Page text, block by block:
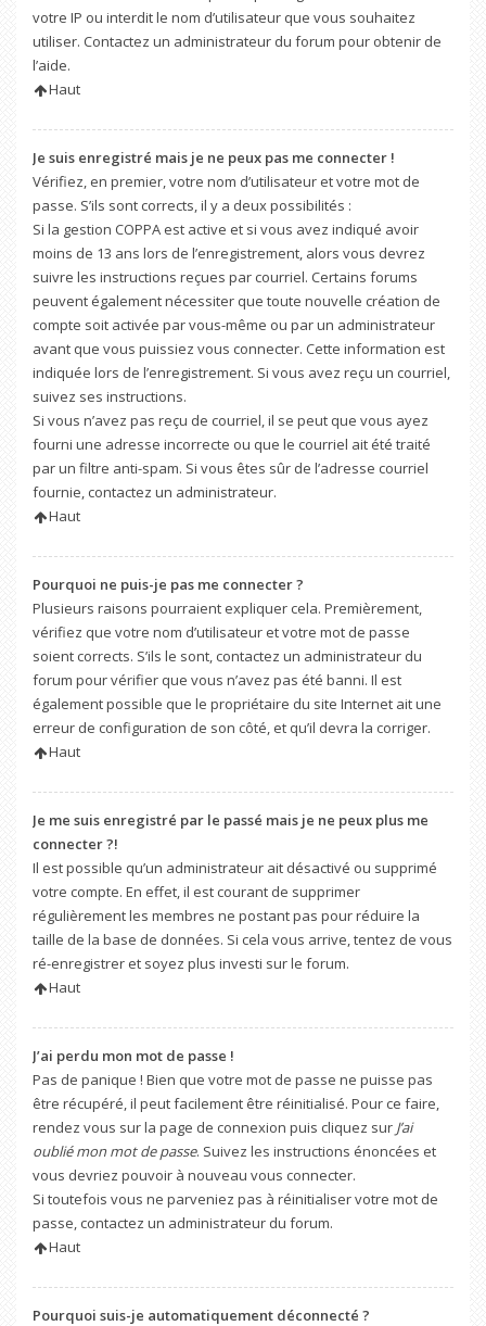
votre IP ou interdit le nom d’utilisateur que vous souhaitez
utiliser. Contactez un administrateur du forum pour obtenir de
l’aide.
Haut
Je suis enregistré mais je ne peux pas me connecter !
Vérifiez, en premier, votre nom d’utilisateur et votre mot de
passe. S’ils sont corrects, il y a deux possibilités :
Si la gestion COPPA est active et si vous avez indiqué avoir
moins de 13 ans lors de l’enregistrement, alors vous devrez
suivre les instructions reçues par courriel. Certains forums
peuvent également nécessiter que toute nouvelle création de
compte soit activée par vous-même ou par un administrateur
avant que vous puissiez vous connecter. Cette information est
indiquée lors de l’enregistrement. Si vous avez reçu un courriel,
suivez ses instructions.
Si vous n’avez pas reçu de courriel, il se peut que vous ayez
fourni une adresse incorrecte ou que le courriel ait été traité
par un filtre anti-spam. Si vous êtes sûr de l’adresse courriel
fournie, contactez un administrateur.
Haut
Pourquoi ne puis-je pas me connecter ?
Plusieurs raisons pourraient expliquer cela. Premièrement,
vérifiez que votre nom d’utilisateur et votre mot de passe
soient corrects. S’ils le sont, contactez un administrateur du
forum pour vérifier que vous n’avez pas été banni. Il est
également possible que le propriétaire du site Internet ait une
erreur de configuration de son côté, et qu’il devra la corriger.
Haut
Je me suis enregistré par le passé mais je ne peux plus me
connecter ?!
Il est possible qu’un administrateur ait désactivé ou supprimé
votre compte. En effet, il est courant de supprimer
régulièrement les membres ne postant pas pour réduire la
taille de la base de données. Si cela vous arrive, tentez de vous
ré-enregistrer et soyez plus investi sur le forum.
Haut
J’ai perdu mon mot de passe !
Pas de panique ! Bien que votre mot de passe ne puisse pas
être récupéré, il peut facilement être réinitialisé. Pour ce faire,
rendez vous sur la page de connexion puis cliquez sur J’ai
oublié mon mot de passe. Suivez les instructions énoncées et
vous devriez pouvoir à nouveau vous connecter.
Si toutefois vous ne parveniez pas à réinitialiser votre mot de
passe, contactez un administrateur du forum.
Haut
Pourquoi suis-je automatiquement déconnecté ?